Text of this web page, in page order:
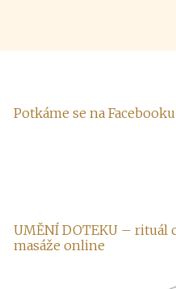
Potkáme se na Facebooku
UMĚNÍ DOTEKU – rituál
masáže online